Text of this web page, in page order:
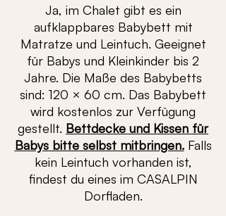
Ja, im Chalet gibt es ein
aufklappbares Babybett mit
Matratze und Leintuch. Geeignet
für Babys und Kleinkinder bis 2
Jahre. Die Maße des Babybetts
sind: 120 × 60 cm. Das Babybett
wird kostenlos zur Verfügung
gestellt. Bettdecke und Kissen für
Babys bitte selbst mitbringen.Falls
kein Leintuch vorhanden ist,
findest du eines im CASALPIN
Dorfladen.